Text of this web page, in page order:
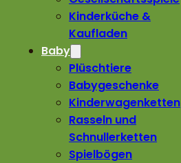
Kinderküche &
Kaufladen
Baby
Plüschtiere
Babygeschenke
Kinderwagenketten
Rasseln und
Schnullerketten
Spielbögen